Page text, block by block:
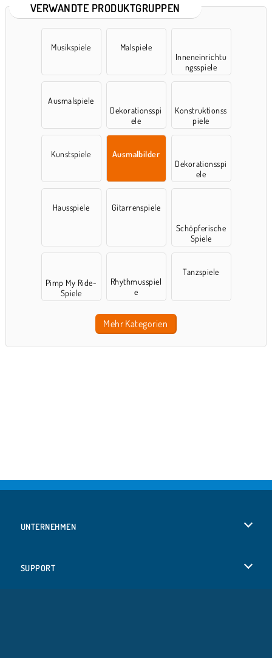
VERWANDTE PRODUKTGRUPPEN
Musikspiele
Malspiele
Inneneinrichtu
ngsspiele
Ausmalspiele
Dekorationsspi
ele
Konstruktionss
piele
Kunstspiele
Ausmalbilder
Dekorationsspi
ele
Hausspiele
Gitarrenspiele
Schöpferische
Spiele
Pimp My Ride-
Spiele
Rhythmusspiel
e
Tanzspiele
Mehr Kategorien
UNTERNEHMEN
SUPPORT